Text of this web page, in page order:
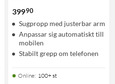
39990
Sugpropp med justerbar arm
Anpassar sig automatiskt till
mobilen
Stabilt grepp om telefonen
Online: 100+ st